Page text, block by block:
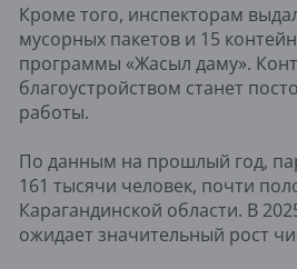
Кроме того, инспекторам
мусорных пакетов и 15
программы «Жасыл даму».
благоустройством станет
работы.
По данным на прошлый год,
161 тысячи человек, почти
Карагандинской области. В
ожидает значительный рост